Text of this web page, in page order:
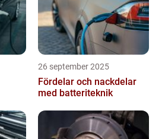
26 september 2025
Fördelar och nackdelar
med batteriteknik